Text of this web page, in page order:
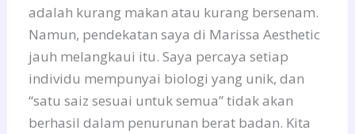
adalah kurang makan atau kurang bersenam.
Namun, pendekatan saya di Marissa Aesthetic
jauh melangkaui itu. Saya percaya setiap
individu mempunyai biologi yang unik, dan
“satu saiz sesuai untuk semua” tidak akan
berhasil dalam penurunan berat badan. Kita